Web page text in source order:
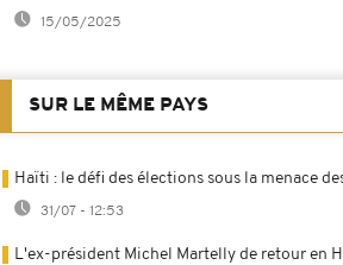
15/05/2025
SUR LE MÊME PAYS
Haïti : le défi des élections sous la menace
31/07 - 12:53
L'ex-président Michel Martelly de retour en